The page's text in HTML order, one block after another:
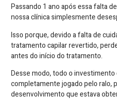
Passando 1 ano após essa falta
nossa clínica simplesmente
Isso porque, devido a falta de
tratamento capilar revertido,
antes do início do tratamento.
Desse modo, todo o
completamente jogado pelo ralo,
desenvolvimento que estava